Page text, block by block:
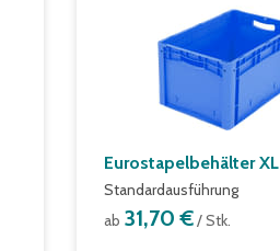
Eurostapelbehälter XL
Standardausführung
ab 31,70 €/ Stk.